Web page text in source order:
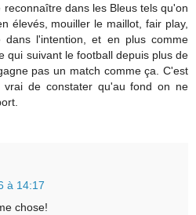
dans les Bleus tels qu'on
élevés, mouiller le maillot, fair play,
dans l'intention, et en plus comme
qui suivant le football depuis plus de
pas un match comme ça. C'est
vrai de constater qu'au fond on ne
à 14:17
chose!